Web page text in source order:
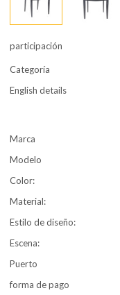
participación
Categoría
English details
Marca
Modelo
Color:
Material:
Estilo de diseño:
Escena:
Puerto
forma de pago